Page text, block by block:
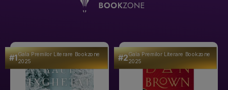
#1Gala Premilor Literare Bookzone
2025 #2Gala Premilor Literare Bookzone
2025